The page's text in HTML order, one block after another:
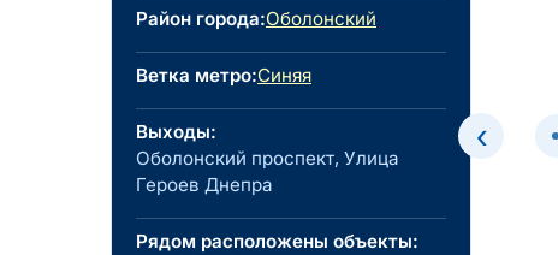
Район города:Оболонский
Ветка метро:Синяя
Выходы:
Оболонский проспект, Улица
Героев Днепра
Рядом расположены объекты:
‹